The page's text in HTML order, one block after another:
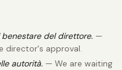
benestare del direttore. —
director's approval.
autorità. — We are waiting